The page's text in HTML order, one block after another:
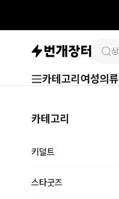
카테고리 여성의류
카테고리
키덜트
스타굿즈